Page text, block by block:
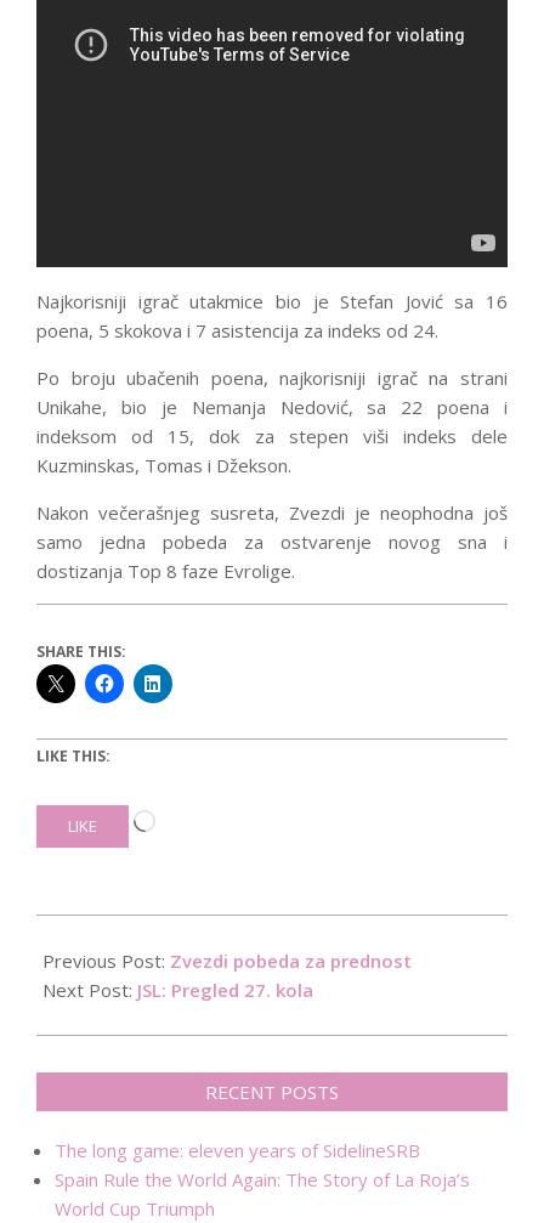
Najkorisniji igrač utakmice bio je Stefan Jović sa 16
poena, 5 skokova i 7 asistencija za indeks od 24.
Po broju ubačenih poena, najkorisniji igrač na strani
Unikahe, bio je Nemanja Nedović, sa 22 poena i
indeksom od 15, dok za stepen viši indeks dele
Kuzminskas, Tomas i Džekson.
Nakon večerašnjeg susreta, Zvezdi je neophodna još
samo jedna pobeda za ostvarenje novog sna i
dostizanja Top 8 faze Evrolige.
SHARE THIS:
LIKE THIS:
LIKE
03-
18
Previous Post: Zvezdi pobeda za prednost
Next Post: JSL: Pregled 27. kola
RECENT POSTS
The long game: eleven years of SidelineSRB
Spain Rule the World Again: The Story of La Roja’s
World Cup Triumph